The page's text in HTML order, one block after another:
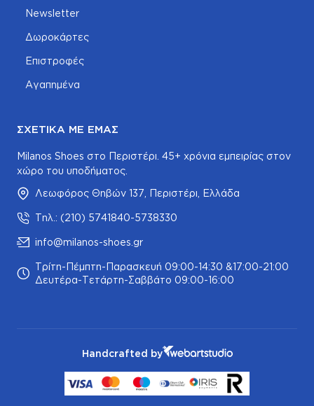
Newsletter
Δωροκάρτες
Επιστροφές
Αγαπημένα
ΣΧΕΤΙΚΆ ΜΕ ΕΜΆΣ
Milanos Shoes στο Περιστέρι. 45+ χρόνια εμπειρίας στον
χώρο του υποδήματος.
Λεωφόρος Θηβών 137, Περιστέρι, Ελλάδα
Τηλ.: (210) 5741840-5738330
info@milanos-shoes.gr
Τρίτη-Πέμπτη-Παρασκευή 09:00-14:30 &17:00-21:00
Δευτέρα-Τετάρτη-Σαββάτο 09:00-16:00
Handcrafted by